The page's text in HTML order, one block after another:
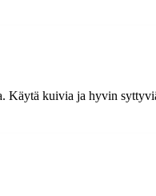
Käytä kuivia ja hyvin